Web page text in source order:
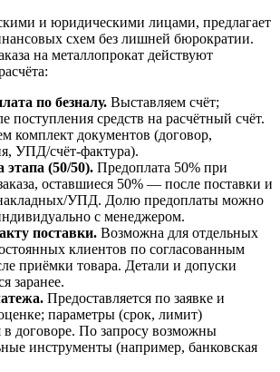
и юридическими лицами, предлагает
схем без лишней бюрократии.
на металлопрокат действуют
по безналу. Выставляем счёт;
поступления средств на расчётный счёт.
комплект документов (договор,
УПД/счёт-фактура).
этапа (50/50). Предоплата 50% при
оставшиеся 50% — после поставки и
УПД. Долю предоплаты можно
с менеджером.
поставки. Возможна для отдельных
клиентов по согласованным
приёмки товара. Детали и допуски
заранее.
Предоставляется по заявке и
параметры (срок, лимит)
договоре. По запросу возможны
инструменты (например, банковская